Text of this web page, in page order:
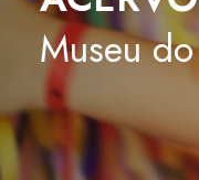
Museu do